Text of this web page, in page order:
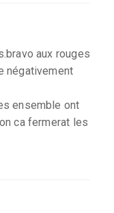
aux rouges
négativement
ensemble ont
ca fermerat les